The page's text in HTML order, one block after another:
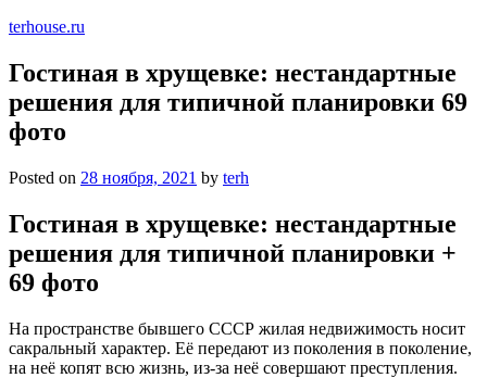
terhouse.ru
Гостиная в хрущевке: нестандартные
решения для типичной планировки 69
фото
Posted on 28 ноября, 2021 by terh
Гостиная в хрущевке: нестандартные
решения для типичной планировки +
69 фото
На пространстве бывшего СССР жилая недвижимость носит
сакральный характер. Её передают из поколения в поколение,
на неё копят всю жизнь, из-за неё совершают преступления.